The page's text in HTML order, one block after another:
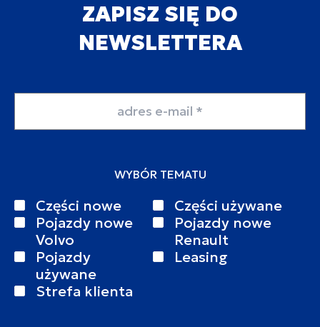
ZAPISZ SIĘ DO
NEWSLETTERA
WYBÓR TEMATU
Części nowe
Części używane
Pojazdy nowe
Volvo
Pojazdy nowe
Renault
Pojazdy
używane
Leasing
Strefa klienta